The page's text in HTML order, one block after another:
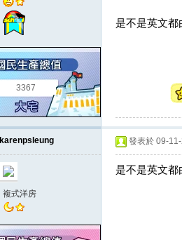
3367
是不是英文都
karenpsleung
複式洋房
發表於 09-
是不是英文都